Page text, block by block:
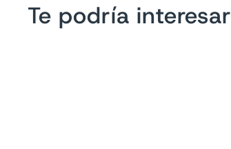
Te podría interesar